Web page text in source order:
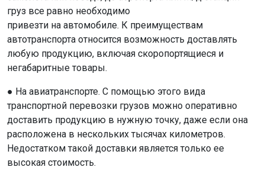
груз все равно необходимо
привезти на автомобиле. К преимуществам
автотранспорта относится возможность доставлять
любую продукцию, включая скоропортящиеся и
негабаритные товары.
● На авиатранспорте. С помощью этого вида
транспортной перевозки грузов можно оперативно
доставить продукцию в нужную точку, даже если она
расположена в нескольких тысячах километров.
Недостатком такой доставки является только ее
высокая стоимость.